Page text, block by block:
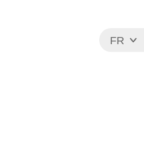
FR